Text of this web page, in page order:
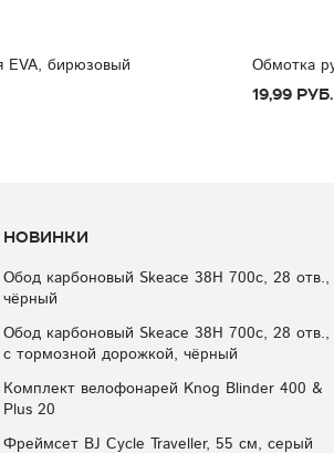
EVA, бирюзовый Обмотка
19,99 руб.
Новинки
Обод карбоновый Skeace 38H 700с, 28 отв.,
чёрный
Обод карбоновый Skeace 38H 700с, 28 отв.,
с тормозной дорожкой, чёрный
Комплект велофонарей Knog Blinder 400 &
Plus 20
Фреймсет BJ Cycle Traveller, 55 см, серый